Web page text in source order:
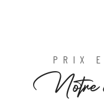
PRIX
Notre